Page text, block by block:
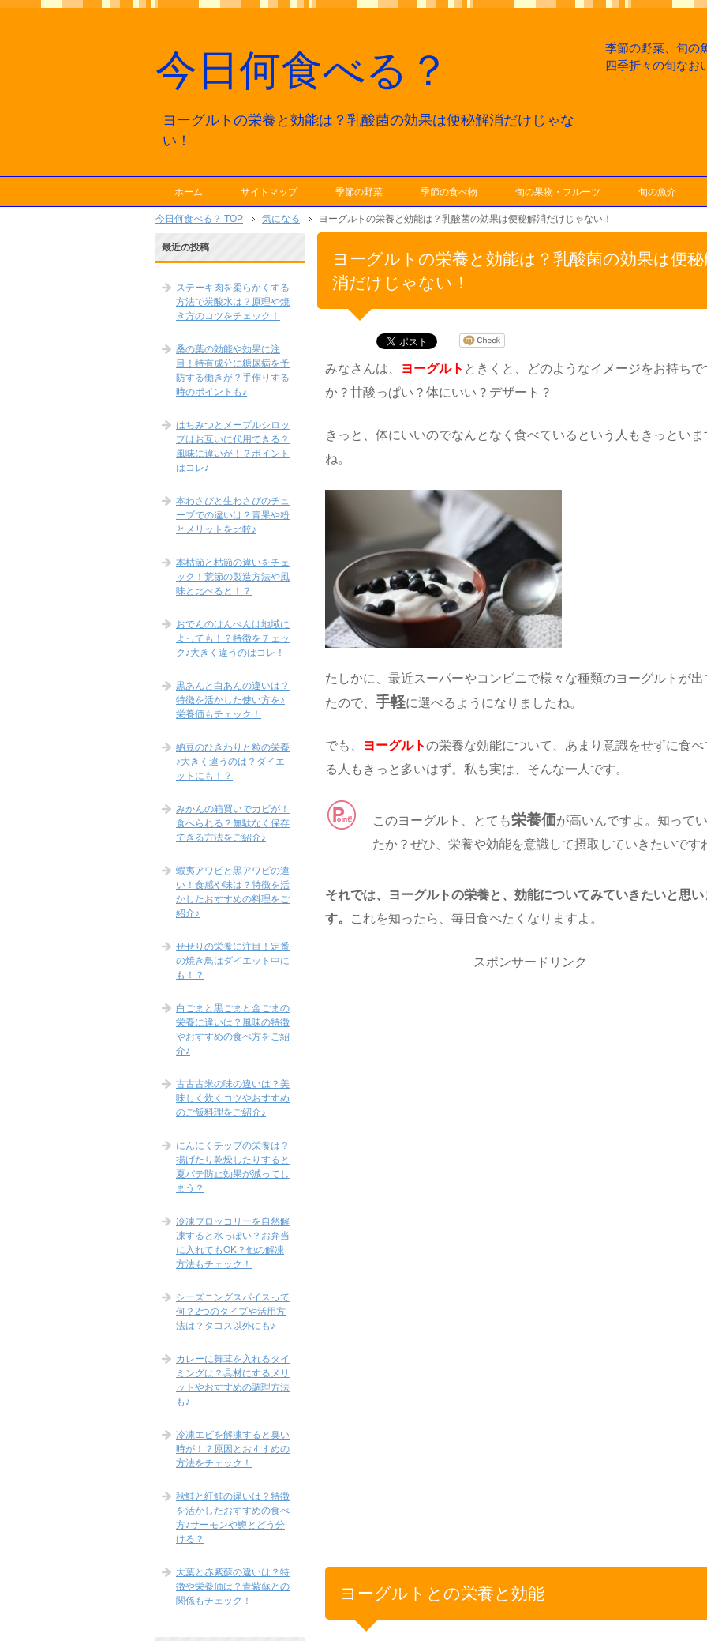
今日何食べる？
ヨーグルトの栄養と効能は？乳酸菌の効果は便秘解消だけじゃな
い！
季節の野菜、旬の
四季折々の旬なお
ホーム サイトマップ 季節の野菜 季節の食べ物 旬の果物・フルーツ 旬の魚介
今日何食べる？ TOP 気になる ヨーグルトの栄養と効能は？乳酸菌の効果は便秘解消だけじゃない！
ヨーグルトの栄養と効能は？乳酸菌の効果は便秘
消だけじゃない！
みなさんは、 ヨーグルト ときくと、どのようなイメージをお持ちで
か？甘酸っぱい？体にいい？デザート？
きっと、体にいいのでなんとなく食べているという人もきっといま
ね。
たしかに、最近スーパーやコンビニで様々な種類のヨーグルトが出
たので、手軽に選べるようになりましたね。
でも、 ヨーグルトの栄養な効能について、あまり意識をせずに食べ
る人もきっと多いはず。私も実は、そんな一人です。
このヨーグルト、とても栄養価が高いんですよ。知って
たか？ぜひ、栄養や効能を意識して摂取していきたいです
それでは、ヨーグルトの栄養と、効能についてみていきたいと思い
す。
これを知ったら、毎日食べたくなりますよ。
スポンサードリンク
ヨーグルトとの栄養と効能
最近の投稿
ステーキ肉を柔らかくする
方法で炭酸水は？原理や焼
き方のコツをチェック！
桑の葉の効能や効果に注
目！特有成分に糖尿病を予
防する働きが？手作りする
時のポイントも♪
はちみつとメープルシロッ
プはお互いに代用できる？
風味に違いが！？ポイント
はコレ♪
本わさびと生わさびのチュ
ーブでの違いは？青果や粉
とメリットを比較♪
本枯節と枯節の違いをチェ
ック！荒節の製造方法や風
味と比べると！？
おでんのはんぺんは地域に
よっても！？特徴をチェッ
ク♪大きく違うのはコレ！
黒あんと白あんの違いは？
特徴を活かした使い方を♪
栄養価もチェック！
納豆のひきわりと粒の栄養
♪大きく違うのは？ダイエ
ットにも！？
みかんの箱買いでカビが！
食べられる？無駄なく保存
できる方法をご紹介♪
蝦夷アワビと黒アワビの違
い！食感や味は？特徴を活
かしたおすすめの料理をご
紹介♪
せせりの栄養に注目！定番
の焼き鳥はダイエット中に
も！？
白ごまと黒ごまと金ごまの
栄養に違いは？風味の特徴
やおすすめの食べ方をご紹
介♪
古古古米の味の違いは？美
味しく炊くコツやおすすめ
のご飯料理をご紹介♪
にんにくチップの栄養は？
揚げたり乾燥したりすると
夏バテ防止効果が減ってし
まう？
冷凍ブロッコリーを自然解
凍すると水っぽい？お弁当
に入れてもOK？他の解凍
方法もチェック！
シーズニングスパイスって
何？2つのタイプや活用方
法は？タコス以外にも♪
カレーに舞茸を入れるタイ
ミングは？具材にするメリ
ットやおすすめの調理方法
も♪
冷凍エビを解凍すると臭い
時が！？原因とおすすめの
方法をチェック！
秋鮭と紅鮭の違いは？特徴
を活かしたおすすめの食べ
方♪サーモンや鱒とどう分
ける？
大葉と赤紫蘇の違いは？特
徴や栄養価は？青紫蘇との
関係もチェック！